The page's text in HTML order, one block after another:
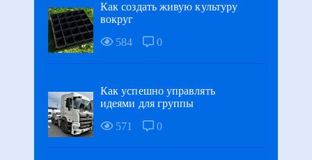
Как создать живую культуру
вокруг
584
0
Как успешно управлять
идеями для группы
571
0